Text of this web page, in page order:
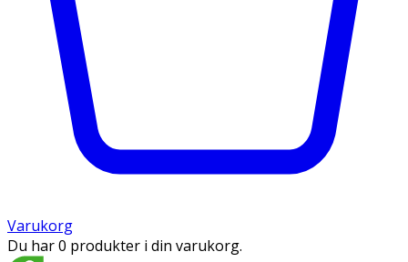
Varukorg
Du har 0 produkter i din varukorg.